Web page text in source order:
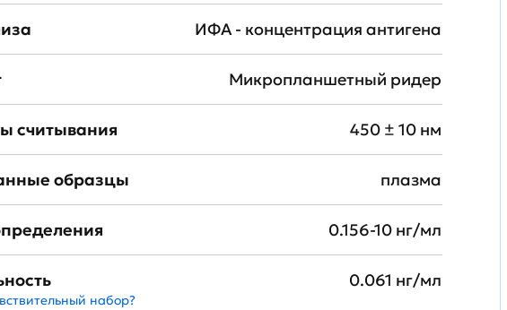
ИФА - концентрация антигена
Микропланшетный ридер
считывания 450 ± 10 нм
образцы плазма
0.156-10 нг/мл
набор?
0.061 нг/мл